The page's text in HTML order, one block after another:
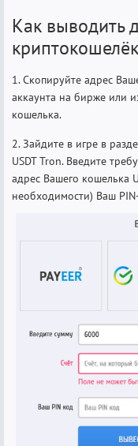
Как выводить
1. Скопируйте адрес
аккаунта на бирже или
кошелька.
2. Зайдите в игре в
USDT Tron. Введите
адрес Вашего кошелька
необходимости) Ваш